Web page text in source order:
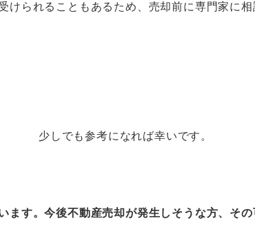
けられることもあるため、売却前に専門家に相
少しでも参考になれば幸いです。
す。今後不動産売却が発生しそうな方、そ